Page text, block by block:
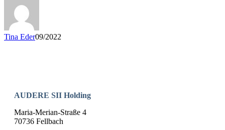
Tina Eder09/2022
AUDERE SII Holding
Maria-Merian-Straße 4
70736 Fellbach